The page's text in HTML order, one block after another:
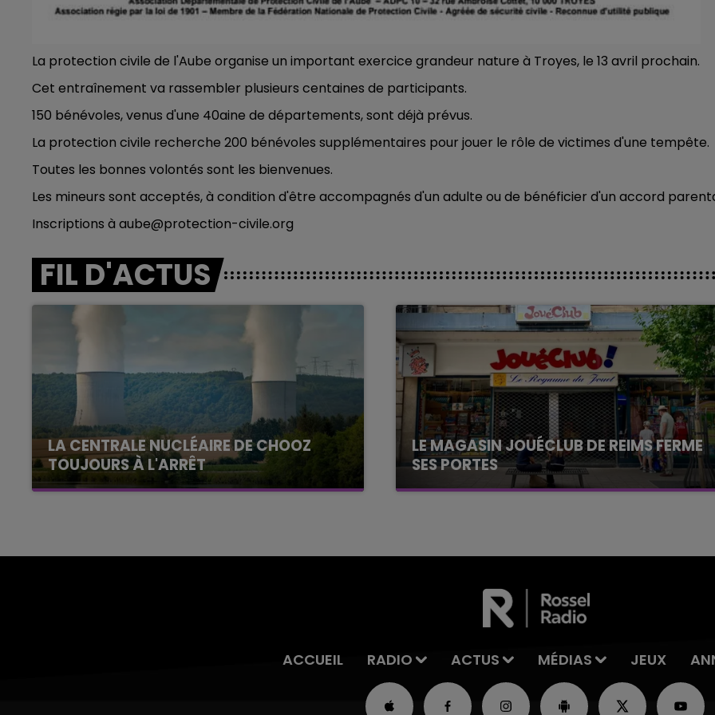
La protection civile de l'Aube organise un important exercice grandeur nature à Troyes, le 13 avril prochain.
Cet entraînement va rassembler plusieurs centaines de participants.
150 bénévoles, venus d'une 40aine de départements, sont déjà prévus.
La protection civile recherche 200 bénévoles supplémentaires pour jouer le rôle de victimes d'une tempête.
Toutes les bonnes volontés sont les bienvenues.
Les mineurs sont acceptés, à condition d'être accompagnés d'un adulte ou de bénéficier d'un accord
Inscriptions à aube@protection-civile.org
FIL D'ACTUS
LA CENTRALE NUCLÉAIRE DE CHOOZ
TOUJOURS À L'ARRÊT
Cela fait déjà une semaine que la centrale
LE MAGASIN JOUÉCLUB DE REIMS FERME
SES PORTES
C'était l'une des institutions du centre-ville
ACCUEIL RADIO ACTUS MÉDIAS JEUX